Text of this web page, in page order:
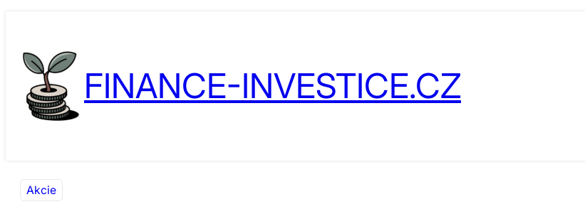
obsah
content
FINANCE-INVESTICE.CZ
Akcie